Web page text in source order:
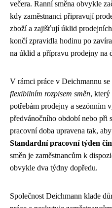
večera. Ranní směna obvykle
kdy zaměstnanci připravují
zboží a zajišťují úklid
končí zpravidla hodinu po
na úklid a přípravu prodejny na
V rámci práce v Deichmannu se
flexibilním rozpisem směn, který
potřebám prodejny a sezónním
předvánočního období nebo při
pracovní doba upravena tak,
Standardní pracovní týden
směn je zaměstnancům k
obvykle dva týdny dopředu.
Společnost Deichmann klade